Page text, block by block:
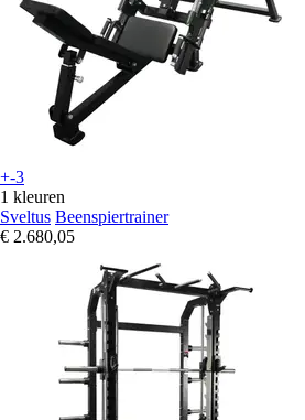
+-3
1 kleuren
Sveltus Beenspiertrainer
€ 2.680,05